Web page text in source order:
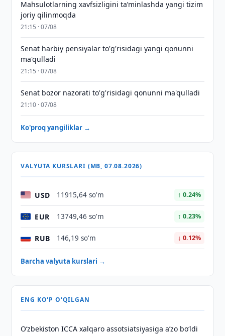
Mahsulotlarning xavfsizligini taʼminlashda yangi tizim
joriy qilinmoqda
21:15 · 07/08
Senat harbiy pensiyalar to'g'risidagi yangi qonunni
ma'qulladi
21:15 · 07/08
Senat bozor nazorati to'g'risidagi qonunni ma'qulladi
21:10 · 07/08
Ko'proq yangiliklar →
VALYUTA KURSLARI (MB, 07.08.2026)
USD 11915,64 so'm ↑ 0.24%
EUR 13749,46 so'm ↑ 0.23%
RUB 146,19 so'm ↓ 0.12%
Barcha valyuta kurslari →
ENG KO'P O'QILGAN
O‘zbekiston ICCA xalqaro assotsiatsiyasiga aʼzo bo‘ldi